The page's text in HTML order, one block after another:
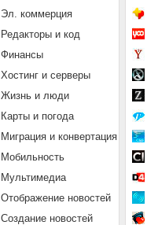
Эл. коммерция
Редакторы и код
Финансы
Хостинг и серверы
Жизнь и люди
Карты и погода
Миграция и конвертация
Мобильность
Мультимедиа
Отображение новостей
Создание новостей